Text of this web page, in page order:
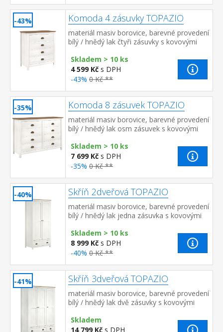
-43% Komoda 4 zásuvky TOPAZIO
materiál masiv borovice, barevné provedení
bílý / hnědý lak čtyři zásuvky s kovovými
Skladem > 10 ks
4 599 Kč s DPH
-43% 0 Kč **
-35% Komoda 8 zásuvek TOPAZIO
materiál masiv borovice, barevné provedení
bílý / hnědý lak osm zásuvek s kovovými
49,5 × 33,5 × 9 cm
Skladem > 10 ks
7 699 Kč s DPH
-35% 0 Kč **
-40% Skříň 2dveřová TOPAZIO
materiál masiv borovice, barevné provedení
bílý / hnědý lak jedna zásuvka s kovovými
šatní tyč&nbs...
Skladem > 10 ks
8 999 Kč s DPH
-40% 0 Kč **
-41% Skříň 3dveřová TOPAZIO
materiál masiv borovice, barevné provedení
bílý / hnědý lak dvě zásuvky s kovovými
pravé části ...
Skladem
14 799 Kč s DPH